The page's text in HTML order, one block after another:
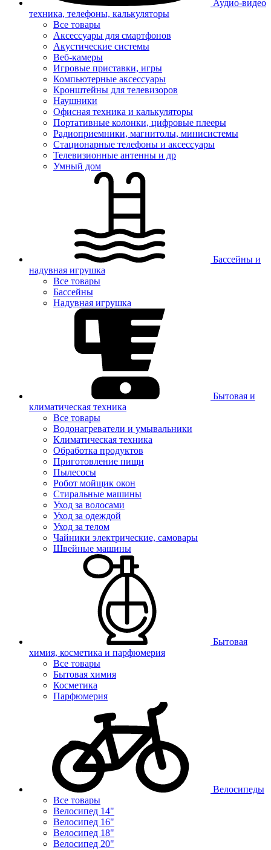
Аудио-видео
техника, телефоны, калькуляторы
Все товары
Аксессуары для смартфонов
Акустические системы
Веб-камеры
Игровые приставки, игры
Компьютерные аксессуары
Кронштейны для телевизоров
Наушники
Офисная техника и калькуляторы
Портативные колонки, цифровые плееры
Радиоприемники, магнитолы, минисистемы
Стационарные телефоны и аксессуары
Телевизионные антенны и др
Умный дом
Бассейны и
надувная игрушка
Все товары
Бассейны
Надувная игрушка
Бытовая и
климатическая техника
Все товары
Водонагреватели и умывальники
Климатическая техника
Обработка продуктов
Приготовление пищи
Пылесосы
Робот мойщик окон
Стиральные машины
Уход за волосами
Уход за одеждой
Уход за телом
Чайники электрические, самовары
Швейные машины
Бытовая
химия, косметика и парфюмерия
Все товары
Бытовая химия
Косметика
Парфюмерия
Велосипеды
Все товары
Велосипед 14"
Велосипед 16"
Велосипед 18"
Велосипед 20"